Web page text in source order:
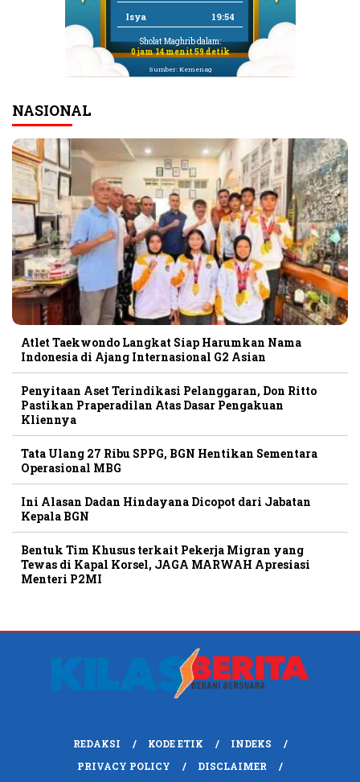
Isya 19:54
Sholat Maghrib dalam:
0 jam 14 menit 58 detik
Sumber: Kemenag
NASIONAL
Atlet Taekwondo Langkat Siap Harumkan Nama
Indonesia di Ajang Internasional G2 Asian
Penyitaan Aset Terindikasi Pelanggaran, Don Ritto
Pastikan Praperadilan Atas Dasar Pengakuan
Kliennya
Tata Ulang 27 Ribu SPPG, BGN Hentikan Sementara
Operasional MBG
Ini Alasan Dadan Hindayana Dicopot dari Jabatan
Kepala BGN
Bentuk Tim Khusus terkait Pekerja Migran yang
Tewas di Kapal Korsel, JAGA MARWAH Apresiasi
Menteri P2MI
REDAKSI KODE ETIK
INDEKS
PRIVACY POLICY
DISCLAIMER